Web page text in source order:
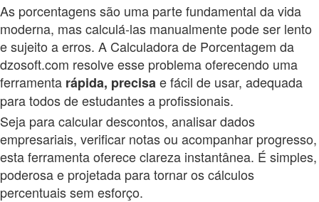
As porcentagens são uma parte fundamental da vida
moderna, mas calculá‑las manualmente pode ser lento
e sujeito a erros. A Calculadora de Porcentagem da
dzosoft.com resolve esse problema oferecendo uma
ferramenta rápida, precisae fácil de usar, adequada
para todos de estudantes a profissionais.
Seja para calcular descontos, analisar dados
empresariais, verificar notas ou acompanhar progresso,
esta ferramenta oferece clareza instantânea. É simples,
poderosa e projetada para tornar os cálculos
percentuais sem esforço.